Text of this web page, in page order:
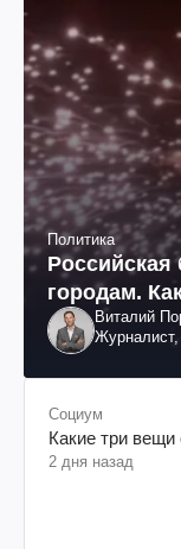
Политика
Российская
городам.
Виталий
Журналист,
Социум
Какие три
2 дня назад